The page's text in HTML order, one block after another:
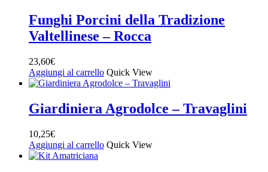
Funghi Porcini della Tradizione
Valtellinese – Rocca
23,60€
Aggiungi al carrello Quick View
Giardiniera Agrodolce – Travaglini
10,25€
Aggiungi al carrello Quick View